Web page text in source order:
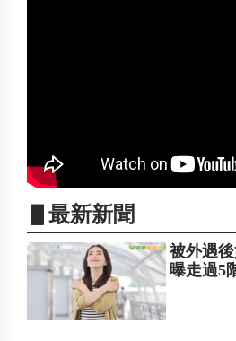
▋最新新聞
被外遇
曝走過5